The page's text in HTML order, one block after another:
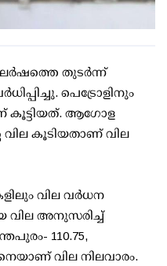
തുടർന്ന്
പെട്രോളിനും
കൂട്ടിയത്. ആഗോള
വില കൂടിയതാണ് വില
വില വർധന
വില അനുസരിച്ച്
110.75,
വില നിലവാരം.